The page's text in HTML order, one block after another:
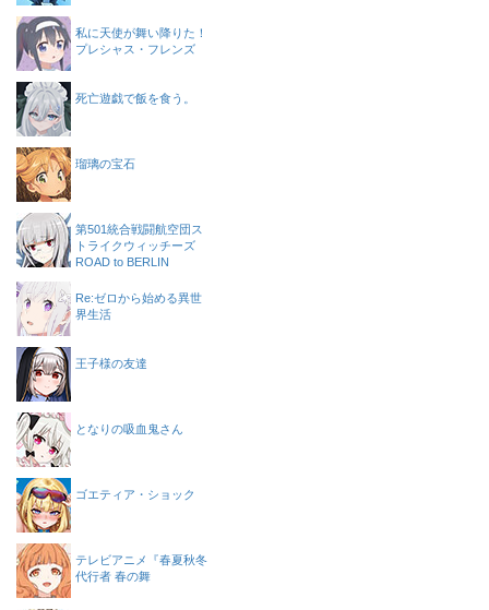
私に天使が舞い降りた！
プレシャス・フレンズ
死亡遊戯で飯を食う。
瑠璃の宝石
第501統合戦闘航空団ス
トライクウィッチーズ
ROAD to BERLIN
Re:ゼロから始める異世
界生活
王子様の友達
となりの吸血鬼さん
ゴエティア・ショック
テレビアニメ『春夏秋冬
代行者 春の舞